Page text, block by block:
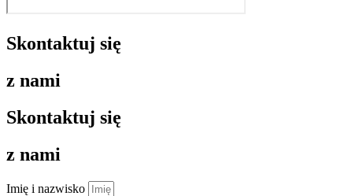
Skontaktuj się
z nami
Skontaktuj się
z nami
Imię i nazwisko